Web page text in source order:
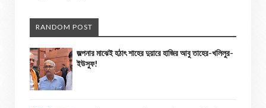
RANDOM POST
জল্পনার মাঝেই হঠাৎ শাহের দুয়ারে হাজির আবু তাহের-খলিলুর-
ইউসুফ!